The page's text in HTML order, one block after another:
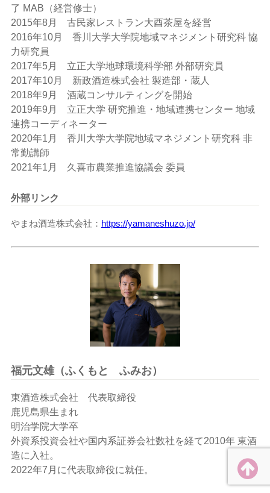
了 MAB（経営修士）
2015年8月 古民家レストラン大酉茶屋を経営
2016年10月 香川大学大学院地域マネジメント研究科 協
力研究員
2017年5月 立正大学地球環境科学部 外部研究員
2017年10月 新政酒造株式会社 製造部・蔵人
2018年9月 酒蔵コンサルティングを開始
2019年9月 立正大学 研究推進・地域連携センター 地域
連携コーディネーター
2020年1月 香川大学大学院地域マネジメント研究科 非
常勤講師
2021年1月 久喜市農業推進協議会 委員
外部リンク
やまね酒造株式会社 https://yamaneshuzo.jp/
福元文雄（ふくもと ふみお）
東酒造株式会社 代表取締役
鹿児島県生まれ
明治学院大学卒
外資系投資会社や国内系証券会社数社を経て2010年 東酒
造に入社。
2022年7月に代表取締役に就任。